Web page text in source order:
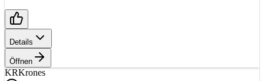
Details
Öffnen
KRKrones